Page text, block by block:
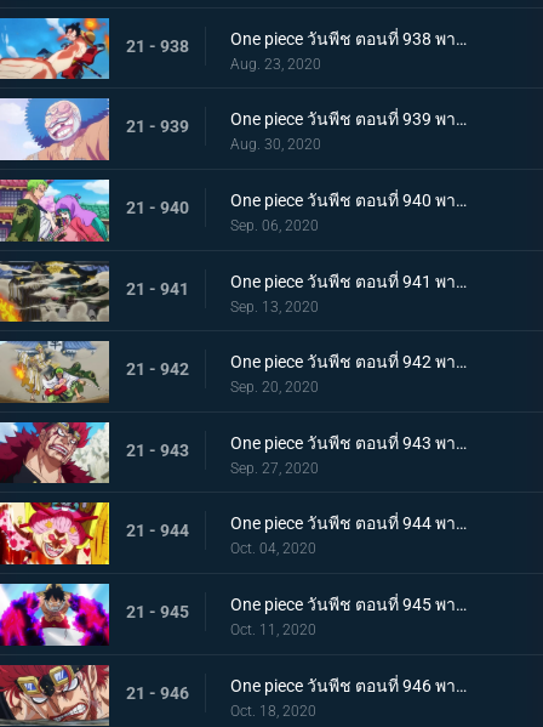
21 - 938 One piece วันพีช ตอนที่ 938 พากย์ไทย สะเทือนทั่วหล้า ตัวตนที่แท้จริงของจอมโจรเจ้าหนูสามฉลู
Aug. 23, 2020
21 - 939 One piece วันพีช ตอนที่ 939 พากย์ไทย ความเจ็บปวดของพวกพ้อง! การช่วยเหลือโทโนะยาสุที่ถูกจับ
Aug. 30, 2020
21 - 940 One piece วันพีช ตอนที่ 940 พากย์ไทย ความโกรธของโซโล ตัวตนที่แท้จริงของผลสไมล์!
Sep. 06, 2020
21 - 941 One piece วันพีช ตอนที่ 941 พากย์ไทย น้ำตาโทโกะ ลูกปืนที่ไร้ความรู้สึกของโอโรจิ!
Sep. 13, 2020
21 - 942 One piece วันพีช ตอนที่ 942 พากย์ไทย ใส่ให้ยับ! ความวุ่นวาย! การต่อสู้ที่ลานประหาร
Sep. 20, 2020
21 - 943 One piece วันพีช ตอนที่ 943 พากย์ไทย การตัดสินใจของลูฟี่ ทลายการแข่งซูโม่นรก!
Sep. 27, 2020
21 - 944 One piece วันพีช ตอนที่ 944 พากย์ไทย การมาของพายุ! บิ๊กมัมอาละวาด!
Oct. 04, 2020
21 - 945 One piece วันพีช ตอนที่ 945 พากย์ไทย ความแค้นถั่วแดงต้ม ลูฟี่เข้าตาจน
Oct. 11, 2020
21 - 946 One piece วันพีช ตอนที่ 946 พากย์ไทย หยุดยั้งสี่จักรพรรดิ! แผนการลับของควีน
Oct. 18, 2020